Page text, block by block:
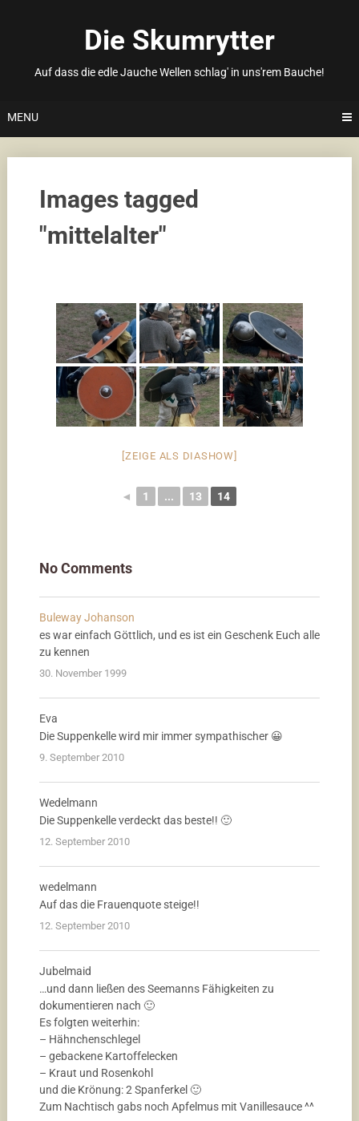
Die Skumrytter
Auf dass die edle Jauche Wellen schlag' in uns'rem Bauche!
MENU
Images tagged
"mittelalter"
[ZEIGE ALS DIASHOW]
◄ 1 ... 13 14
No Comments
Buleway Johanson
es war einfach Göttlich, und es ist ein Geschenk Euch alle
zu kennen
30. November 1999
Eva
Die Suppenkelle wird mir immer sympathischer 😀
9. September 2010
Wedelmann
Die Suppenkelle verdeckt das beste!! 🙂
12. September 2010
wedelmann
Auf das die Frauenquote steige!!
12. September 2010
Jubelmaid
…und dann ließen des Seemanns Fähigkeiten zu
dokumentieren nach 🙂
Es folgten weiterhin:
– Hähnchenschlegel
– gebackene Kartoffelecken
– Kraut und Rosenkohl
und die Krönung: 2 Spanferkel 🙂
Zum Nachtisch gabs noch Apfelmus mit Vanillesauce ^^